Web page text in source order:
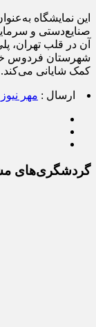
این نمایشگاه
صنایع‌دستی و
آن در قلب تهران،
شهرستان فردوس
کمک شایانی می‌کند.
ارسال : مهر نیوز
گردشگری‌های